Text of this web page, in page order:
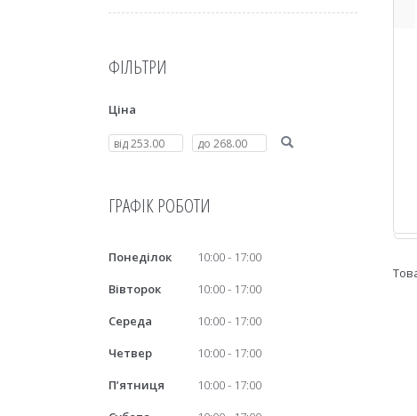
ФІЛЬТРИ
Ціна
ГРАФІК РОБОТИ
Понеділок 10:00
17:00
Вівторок
10:00
17:00
Середа
10:00
17:00
Четвер
10:00
17:00
Пʼятниця
10:00
17:00